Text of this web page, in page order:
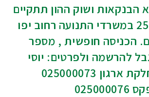
הבנקאות ושוק ההון תתקיים
ביום א 25.7.04 במשרדי התנועה רחוב יפו
הכניסה חופשית , מספר
להרשמה ולפרטים: יוסי
אוד מנהל מחלקת ארגון 025000073